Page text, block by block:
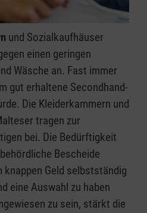
und Sozialkaufhäuser
einen geringen
Wäsche an. Fast immer
gut erhaltene Secondhand-
Die Kleiderkammern und
tragen zur
bei. Die Bedürftigkeit
Bescheide
knappen Geld selbstständig
eine Auswahl zu haben
zu sein, stärkt die